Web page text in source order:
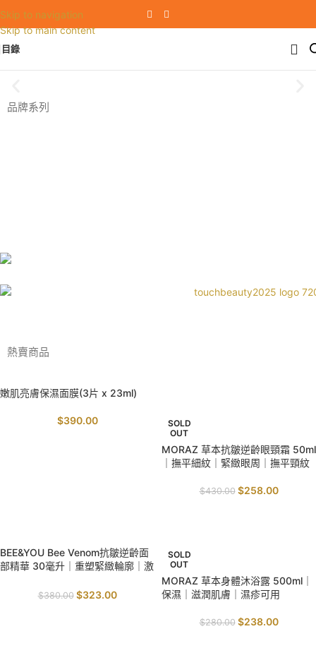
Skip to navigation
Skip to main content
目錄
Youthful Wonder
品牌系列
熱賣商品
嫩肌亮膚保濕面膜(3片 x 23ml)
$390.00
SOLD
OUT
MORAZ 草本抗皺逆齡眼頸霜 50ml
｜撫平細紋｜緊緻眼周｜撫平頸紋
$430.00 $258.00
BEE&YOU Bee Venom抗皺逆齡面
部精華 30毫升｜重塑緊緻輪廓｜激
$380.00 $323.00
SOLD
OUT
MORAZ 草本身體沐浴露 500ml｜
保濕｜滋潤肌膚｜濕疹可用
$280.00 $238.00